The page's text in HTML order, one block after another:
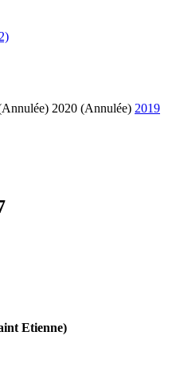
2020 (Annulée) 2019
Etienne)